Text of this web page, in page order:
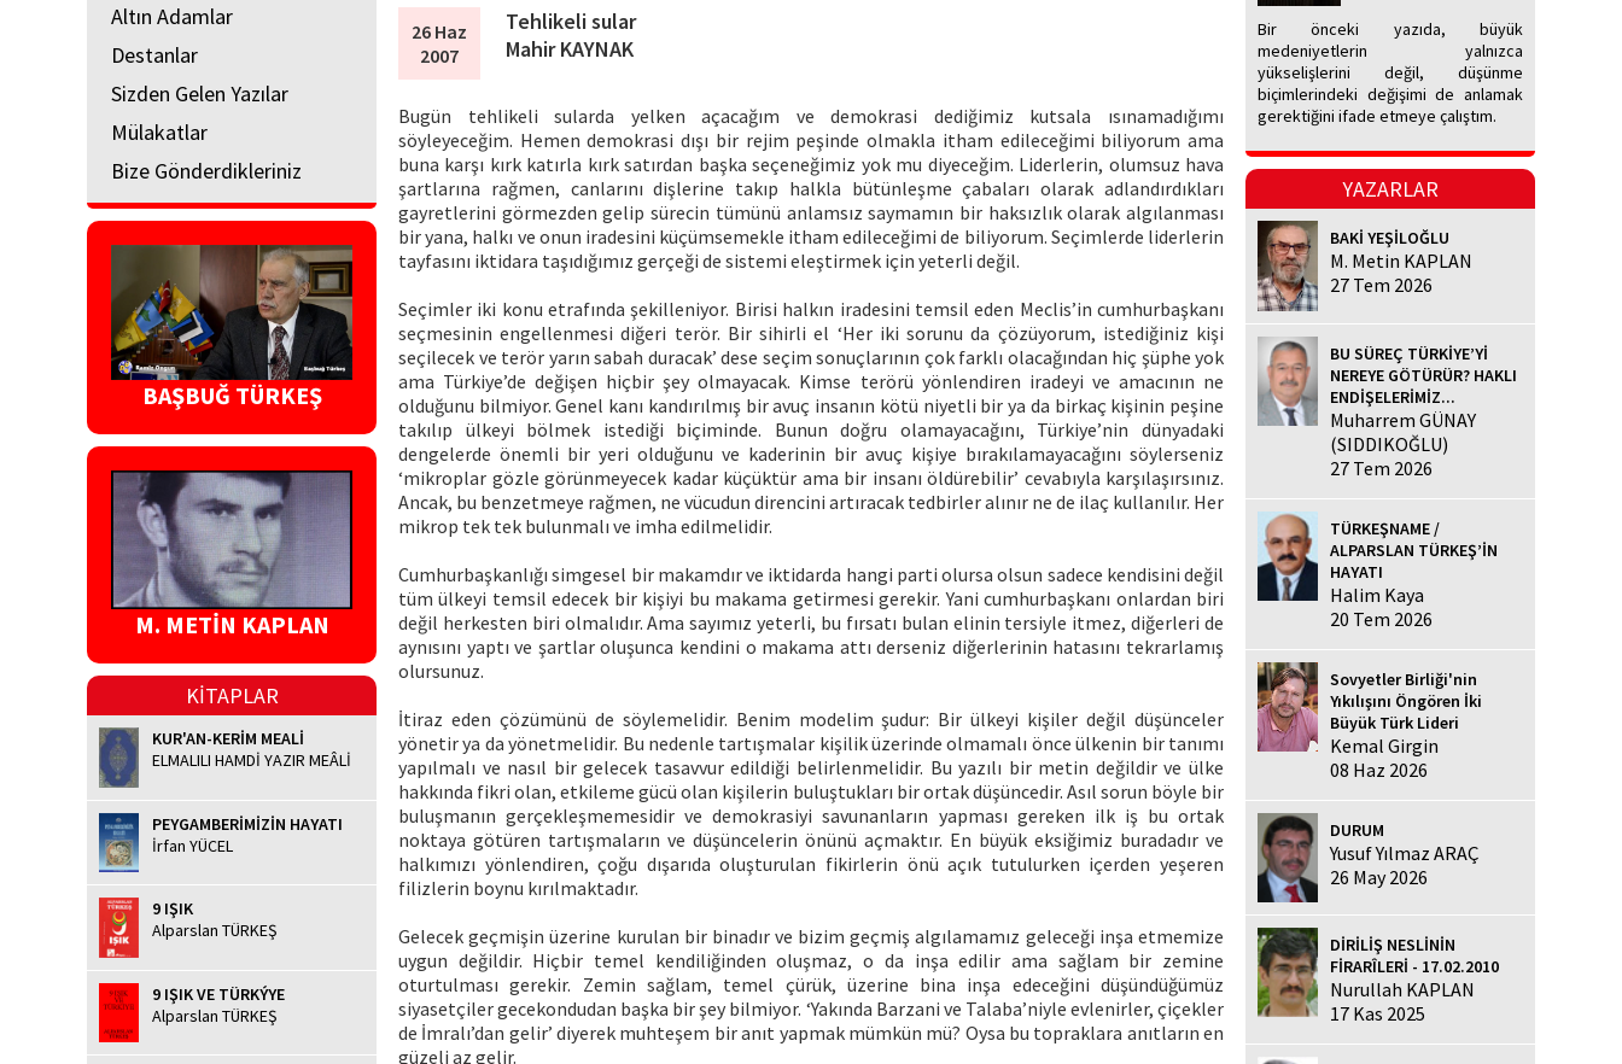
Altın Adamlar
Destanlar
Sizden Gelen Yazılar
Mülakatlar
Bize Gönderdikleriniz
BAŞBUĞ TÜRKEŞ
M. METİN KAPLAN
KİTAPLAR
KUR'AN-KERİM MEALİ
ELMALILI HAMDİ YAZIR MEÂLİ
PEYGAMBERİMİZİN HAYATI
İrfan YÜCEL
9 IŞIK
Alparslan TÜRKEŞ
9 IŞIK VE TÜRKÝYE
Alparslan TÜRKEŞ
26 Haz
2007
Tehlikeli sular
Mahir KAYNAK
Bugün tehlikeli sularda yelken açacağım ve demokrasi dediğimiz kutsala ısınamadığımı
söyleyeceğim. Hemen demokrasi dışı bir rejim peşinde olmakla itham edileceğimi biliyorum ama
buna karşı kırk katırla kırk satırdan başka seçeneğimiz yok mu diyeceğim. Liderlerin, olumsuz hava
şartlarına rağmen, canlarını dişlerine takıp halkla bütünleşme çabaları olarak adlandırdıkları
gayretlerini görmezden gelip sürecin tümünü anlamsız saymamın bir haksızlık olarak algılanması
bir yana, halkı ve onun iradesini küçümsemekle itham edileceğimi de biliyorum. Seçimlerde liderlerin
tayfasını iktidara taşıdığımız gerçeği de sistemi eleştirmek için yeterli değil.
Seçimler iki konu etrafında şekilleniyor. Birisi halkın iradesini temsil eden Meclis’in cumhurbaşkanı
seçmesinin engellenmesi diğeri terör. Bir sihirli el ‘Her iki sorunu da çözüyorum, istediğiniz kişi
seçilecek ve terör yarın sabah duracak’ dese seçim sonuçlarının çok farklı olacağından hiç şüphe yok
ama Türkiye’de değişen hiçbir şey olmayacak. Kimse terörü yönlendiren iradeyi ve amacının ne
olduğunu bilmiyor. Genel kanı kandırılmış bir avuç insanın kötü niyetli bir ya da birkaç kişinin peşine
takılıp ülkeyi bölmek istediği biçiminde. Bunun doğru olamayacağını, Türkiye’nin dünyadaki
dengelerde önemli bir yeri olduğunu ve kaderinin bir avuç kişiye bırakılamayacağını söylerseniz
‘mikroplar gözle görünmeyecek kadar küçüktür ama bir insanı öldürebilir’ cevabıyla karşılaşırsınız.
Ancak, bu benzetmeye rağmen, ne vücudun direncini artıracak tedbirler alınır ne de ilaç kullanılır. Her
mikrop tek tek bulunmalı ve imha edilmelidir.
Cumhurbaşkanlığı simgesel bir makamdır ve iktidarda hangi parti olursa olsun sadece kendisini değil
tüm ülkeyi temsil edecek bir kişiyi bu makama getirmesi gerekir. Yani cumhurbaşkanı onlardan biri
değil herkesten biri olmalıdır. Ama sayımız yeterli, bu fırsatı bulan elinin tersiyle itmez, diğerleri de
aynısını yaptı ve şartlar oluşunca kendini o makama attı derseniz diğerlerinin hatasını tekrarlamış
olursunuz.
İtiraz eden çözümünü de söylemelidir. Benim modelim şudur: Bir ülkeyi kişiler değil düşünceler
yönetir ya da yönetmelidir. Bu nedenle tartışmalar kişilik üzerinde olmamalı önce ülkenin bir tanımı
yapılmalı ve nasıl bir gelecek tasavvur edildiği belirlenmelidir. Bu yazılı bir metin değildir ve ülke
hakkında fikri olan, etkileme gücü olan kişilerin buluştukları bir ortak düşüncedir. Asıl sorun böyle bir
buluşmanın gerçekleşmemesidir ve demokrasiyi savunanların yapması gereken ilk iş bu ortak
noktaya götüren tartışmaların ve düşüncelerin önünü açmaktır. En büyük eksiğimiz buradadır ve
halkımızı yönlendiren, çoğu dışarıda oluşturulan fikirlerin önü açık tutulurken içerden yeşeren
filizlerin boynu kırılmaktadır.
Gelecek geçmişin üzerine kurulan bir binadır ve bizim geçmiş algılamamız geleceği inşa etmemize
uygun değildir. Hiçbir temel kendiliğinden oluşmaz, o da inşa edilir ama sağlam bir zemine
oturtulması gerekir. Zemin sağlam, temel çürük, üzerine bina inşa edeceğini düşündüğümüz
siyasetçiler gecekondudan başka bir şey bilmiyor. ‘Yakında Barzani ve Talaba’niyle evlenirler, çiçekler
de İmralı’dan gelir’ diyerek muhteşem bir anıt yapmak mümkün mü? Oysa bu topraklara anıtların en
güzeli az gelir.
Bir önceki yazıda, büyük
medeniyetlerin yalnızca
yükselişlerini değil, düşünme
biçimlerindeki değişimi de anlamak
gerektiğini ifade etmeye çalıştım.
YAZARLAR
BAKİ YEŞİLOĞLU
M. Metin KAPLAN
27 Tem 2026
BU SÜREÇ TÜRKİYE’Yİ
NEREYE GÖTÜRÜR? HAKLI
ENDİŞELERİMİZ...
Muharrem GÜNAY
(SIDDIKOĞLU)
27 Tem 2026
TÜRKEŞNAME /
ALPARSLAN TÜRKEŞ’İN
HAYATI
Halim Kaya
20 Tem 2026
Sovyetler Birliği'nin
Yıkılışını Öngören İki
Büyük Türk Lideri
Kemal Girgin
08 Haz 2026
DURUM
Yusuf Yılmaz ARAÇ
26 May 2026
DİRİLİŞ NESLİNİN
FİRARÎLERİ - 17.02.2010
Nurullah KAPLAN
17 Kas 2025